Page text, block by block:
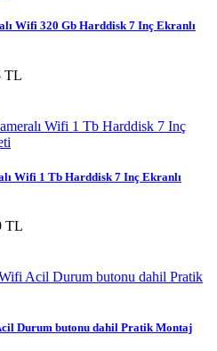
Wifi 320 Gb Harddisk 7 Inç Ekranlı
TL
Wifi 1 Tb Harddisk 7 Inç Ekranlı
TL
Durum butonu dahil Pratik Montaj